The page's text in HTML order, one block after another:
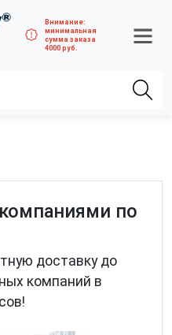
Внимание:
минимальная
сумма заказа
4000 руб.
по
доставку до
компаний в